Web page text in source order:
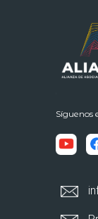
Síguenos